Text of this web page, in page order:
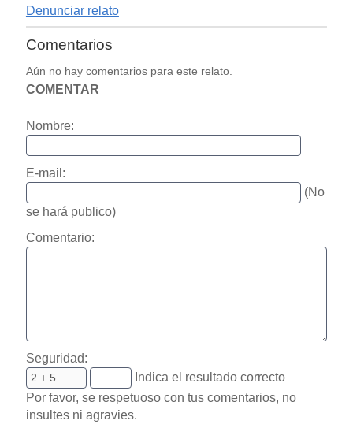
Denunciar relato
Comentarios
Aún no hay comentarios para este relato.
COMENTAR
Nombre:
E-mail:
(No
se hará publico)
Comentario:
Seguridad:
Indica el resultado correcto
Por favor, se respetuoso con tus comentarios, no
insultes ni agravies.